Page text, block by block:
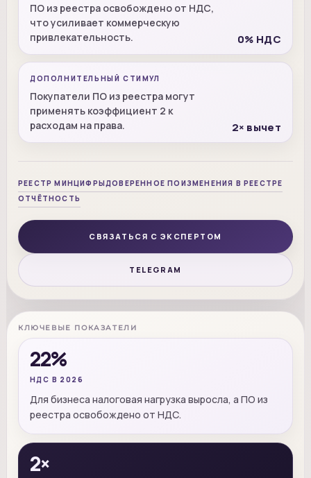
ПО из реестра освобождено от НДС,
что усиливает коммерческую
привлекательность.
0% НДС
ДОПОЛНИТЕЛЬНЫЙ СТИМУЛ
Покупатели ПО из реестра могут
применять коэффициент 2 к
расходам на права.
2× вычет
РЕЕСТР МИНЦИФРЫДОВЕРЕННОЕ ПО ИЗМЕНЕНИЯ В РЕЕСТРЕ
ОТЧЁТНОСТЬ
СВЯЗАТЬСЯ С ЭКСПЕРТОМ
TELEGRAM
КЛЮЧЕВЫЕ ПОКАЗАТЕЛИ
22%
НДС В 2026
Для бизнеса налоговая нагрузка выросла, а ПО из
реестра освобождено от НДС.
2×